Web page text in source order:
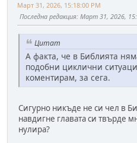
Март 31, 2026, 15:18:00 PM
Последна редакция: Март 31, 2026,
Цитат
А факта, че в Библията
подобни циклични
коментирам, за сега.
Сигурно никъде не си чел в
навдигне главата си твърде
нулира?